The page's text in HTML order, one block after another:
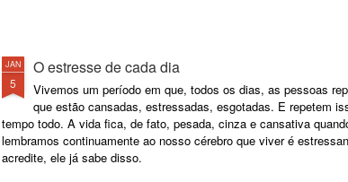
JAN
5
O estresse de cada dia
Vivemos um período em que, todos os dias, as pessoas
que estão cansadas, estressadas, esgotadas. E repetem
tempo todo. A vida fica, de fato, pesada, cinza e cansativa
lembramos continuamente ao nosso cérebro que viver é
acredite, ele já sabe disso.